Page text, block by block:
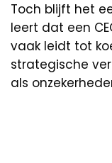
Toch blijft het
leert dat een
vaak leidt tot
strategische
als